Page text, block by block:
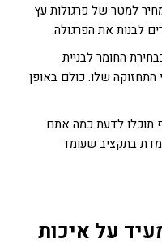
למטר של פרגולות עץ
לבנות את הפרגולה.
החומר לבניית
התחזוקה שלו. כולם באופן
תוכלו לדעת כמה אתם
בתקציב שעומד
על איכות